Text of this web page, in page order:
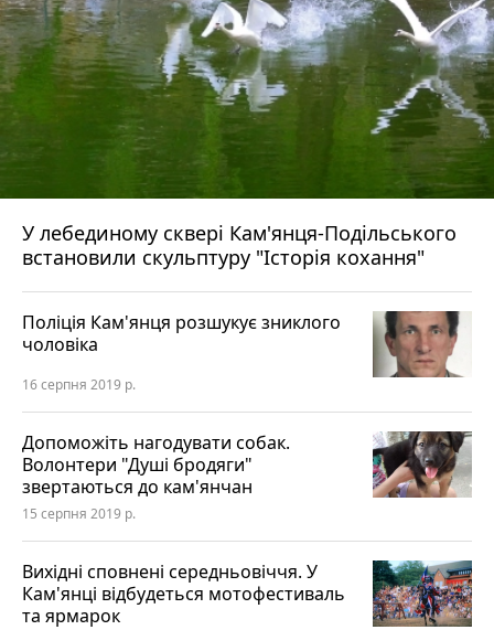
У лебединому сквері Кам'янця-Подільського
встановили скульптуру "Історія кохання"
Поліція Кам'янця розшукує зниклого
чоловіка
16 серпня 2019 р.
Допоможіть нагодувати собак.
Волонтери "Душі бродяги"
звертаються до кам'янчан
15 серпня 2019 р.
Вихідні сповнені середньовіччя. У
Кам'янці відбудеться мотофестиваль
та ярмарок